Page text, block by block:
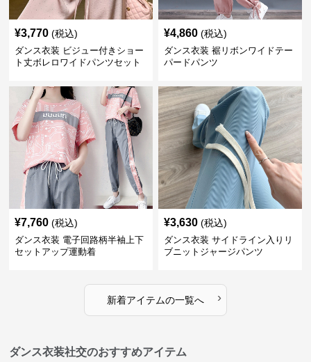
¥3,770 (税込)
ダンス衣装 ビジュー付きショー
ト丈ボレロワイドパンツセット
¥4,860 (税込)
ダンス衣装 裾リボンワイドテー
パードパンツ
¥7,760 (税込)
ダンス衣装 電子回路柄半袖上下
セットアップ運動着
¥3,630 (税込)
ダンス衣装 サイドライン入りリ
ブニットジャージパンツ
新着アイテムの一覧へ ›
ダンス衣装社交のおすすめアイテム